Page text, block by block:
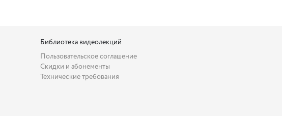
Библиотека видеолекций
Пользовательское соглашение
Скидки и абонементы
Технические требования